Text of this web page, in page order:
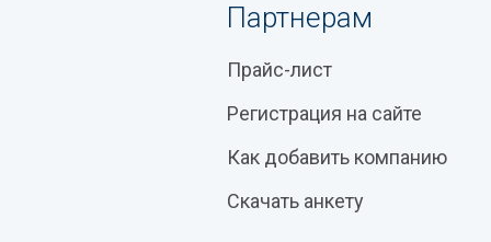
Партнерам
Прайс-лист
Регистрация на сайте
Как добавить компанию
Скачать анкету